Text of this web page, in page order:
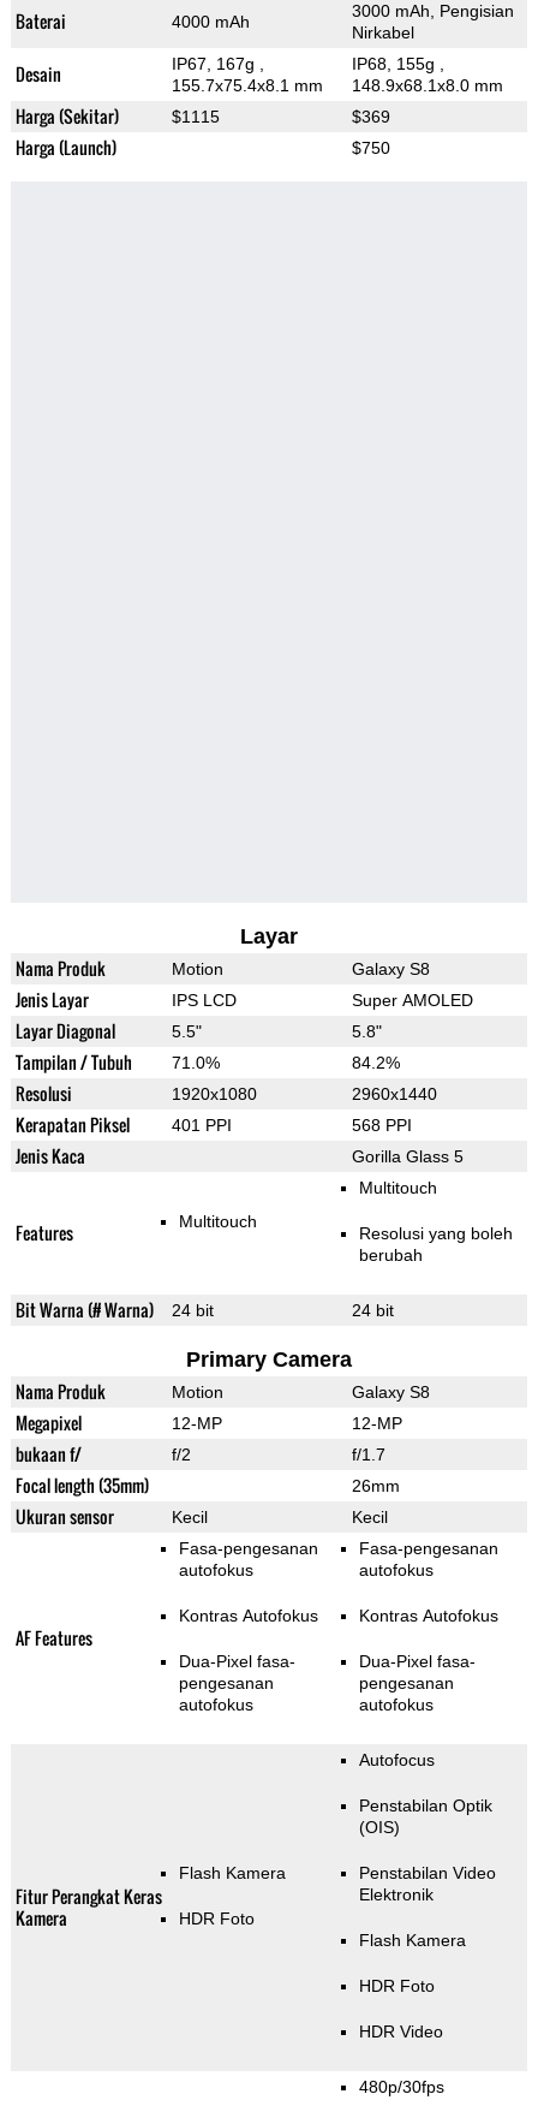
Baterai 4000 mAh
3000 mAh, Pengisian
Nirkabel
Desain IP67, 167g
155.7x75.4x8.1 mm
IP68, 155g
148.9x68.1x8.0 mm
Harga (Sekitar) $1115 $369
Harga (Launch) $750
Layar
Nama Produk Motion Galaxy S8
Jenis Layar IPS LCD Super AMOLED
Layar Diagonal 5.5" 5.8"
Tampilan / Tubuh 71.0% 84.2%
Resolusi 1920x1080 2960x1440
Kerapatan Piksel 401 PPI 568 PPI
Jenis Kaca Gorilla Glass 5
Features Multitouch
Multitouch
Resolusi yang boleh
berubah
Bit Warna (# Warna) 24 bit 24 bit
Primary Camera
Nama Produk Motion Galaxy S8
Megapixel 12-MP 12-MP
bukaan f/ f/2 f/1.7
Focal length (35mm) 26mm
Ukuran sensor Kecil Kecil
AF Features
Fasa-pengesanan
autofokus
Kontras Autofokus
Dua-Pixel fasa-
pengesanan
autofokus
Fasa-pengesanan
autofokus
Kontras Autofokus
Dua-Pixel fasa-
pengesanan
autofokus
Fitur Perangkat Keras
Kamera
Flash Kamera
HDR Foto
Autofocus
Penstabilan Optik
(OIS)
Penstabilan Video
Elektronik
Flash Kamera
HDR Foto
HDR Video
480p/30fps